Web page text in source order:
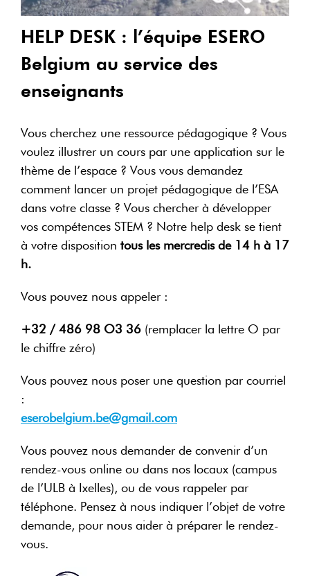
HELP DESK : l’équipe ESERO
Belgium au service des
enseignants
Vous cherchez une ressource pédagogique ? Vous
voulez illustrer un cours par une application sur le
thème de l’espace ? Vous vous demandez
comment lancer un projet pédagogique de l’ESA
dans votre classe ? Vous chercher à développer
vos compétences STEM ? Notre help desk se tient
à votre disposition tous les mercredis de 14 h à 17
h.
Vous pouvez nous appeler :
+32 / 486 98 O3 36 (remplacer la lettre O par
le chiffre zéro)
Vous pouvez nous poser une question par courriel
:
eserobelgium.be@gmail.com
Vous pouvez nous demander de convenir d’un
rendez-vous online ou dans nos locaux (campus
de l’ULB à Ixelles), ou de vous rappeler par
téléphone. Pensez à nous indiquer l’objet de votre
demande, pour nous aider à préparer le rendez-
vous.